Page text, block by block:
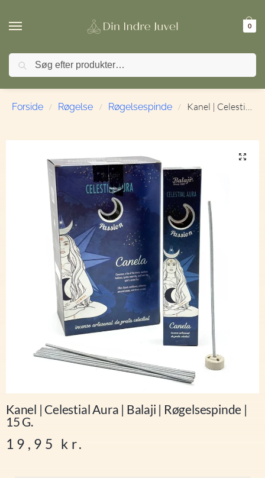
0
🚚 FRI FRAGT ved køb over 499,- | ⭐ TrustPilot 4,9 / 5
Forside / Røgelse / Røgelsespinde / Kanel | Celestial Aura | Balaji | Røgelsespinde | 15 g.
Kanel | Celestial Aura | Balaji | Røgelsespinde |
15 G.
19,95 kr.